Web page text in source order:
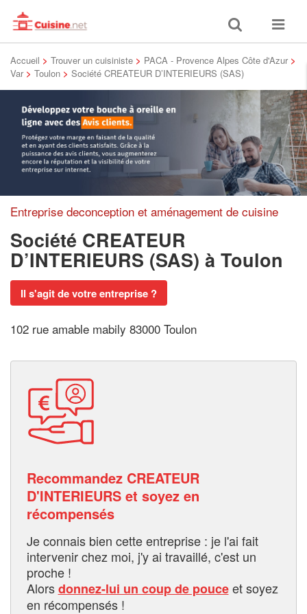
Toggle
search
Toggle
Accueil > Trouver un cuisiniste > PACA - Provence Alpes Côte d'Azur >
Var > Toulon > Société CREATEUR D’INTERIEURS (SAS)
Entreprise deconception et aménagement de cuisine
Société CREATEUR
D’INTERIEURS (SAS) à Toulon
Il s'agit de votre entreprise ?
102 rue amable mabily 83000 Toulon
Recommandez CREATEUR
D'INTERIEURS et soyez en
récompensés
Je connais bien cette entreprise : je l'ai fait
intervenir chez moi, j'y ai travaillé, c'est un
proche !
Alorsdonnez-lui un coup de pouceet soyez
en récompensés !